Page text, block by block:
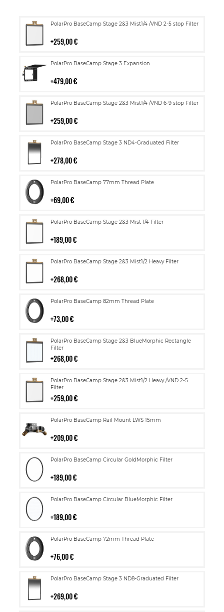
PolarPro BaseCamp Stage 2&3 Mist1/4 /VND 2-5 stop Filter
259,00 €
Lisää
PolarPro BaseCamp Stage 3 Expansion
479,00 €
Lisää
PolarPro BaseCamp Stage 2&3 Mist1/4 /VND 6-9 stop Filter
259,00 €
Lisää
PolarPro BaseCamp Stage 3 ND4-Graduated Filter
278,00 €
Lisää
PolarPro BaseCamp 77mm Thread Plate
69,00 €
Lisää
PolarPro BaseCamp Stage 2&3 Mist 1/4 Filter
189,00 €
Lisää
PolarPro BaseCamp Stage 2&3 Mist1/2 Heavy Filter
268,00 €
Lisää
PolarPro BaseCamp 82mm Thread Plate
73,00 €
Lisää
PolarPro BaseCamp Stage 2&3 BlueMorphic Rectangle
Filter
268,00 €
Lisää
ostoskoriin
PolarPro BaseCamp Stage 2&3 Mist1/2 Heavy /VND 2-5
Filter
259,00 €
Lisää
ostoskoriin
PolarPro BaseCamp Rail Mount LWS 15mm
209,00 €
Lisää
PolarPro BaseCamp Circular GoldMorphic Filter
189,00 €
Lisää
PolarPro BaseCamp Circular BlueMorphic Filter
189,00 €
Lisää
PolarPro BaseCamp 72mm Thread Plate
76,00 €
Lisää
PolarPro BaseCamp Stage 3 ND8-Graduated Filter
269,00 €
Lisää